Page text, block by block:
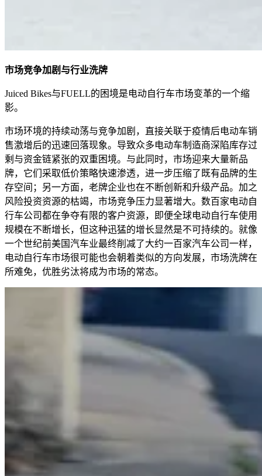
市场竞争加剧与行业洗牌
Juiced Bikes与FUELL的困境是电动自行车市场变革的一个缩
影。
市场环境的持续动荡与竞争加剧，直接关联于疫情后电动车销
售激增后的迅速回落现象。导致众多电动车制造商深陷库存过
剩与资金链紧张的双重困境。与此同时，市场迎来大量新品
牌，它们采取低价策略快速渗透，进一步压缩了既有品牌的生
存空间；另一方面，老牌企业也在不断创新和升级产品。加之
风险投资资源的枯竭，市场竞争压力显著增大。数百家电动自
行车公司都在争夺有限的客户资源，即便全球电动自行车使用
规模在不断增长，但这种迅猛的增长显然是不可持续的。就像
一个世纪前美国汽车业最终削减了大约一百家汽车公司一样，
电动自行车市场很可能也会朝着类似的方向发展，市场洗牌在
所难免，优胜劣汰将成为市场的常态。